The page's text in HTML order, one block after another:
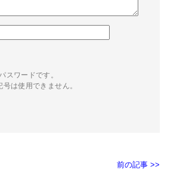
スワードです。
は使用できません。
前の記事 >>